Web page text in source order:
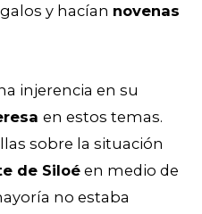
y hacían novenas
injerencia en su
en estos temas.
sobre la situación
de Siloé en medio de
no estaba